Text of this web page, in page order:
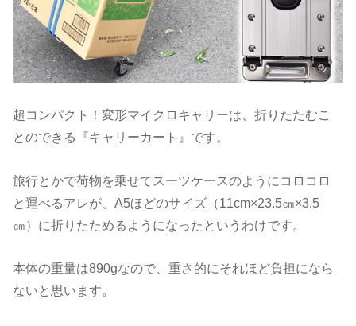
超コンパクト！変形マイクロキャリーは、折りたたむこ
とのできる『キャリーカート』です。
旅行とかで荷物を乗せてスーツケースのようにコロコロ
と運べるアレが、A5ほどのサイズ（11cm×23.5㎝×3.5
㎝）に折りたためるようになったというわけです。
本体の重量は890gなので、重さ的にそれほど負担になら
ないと思います。